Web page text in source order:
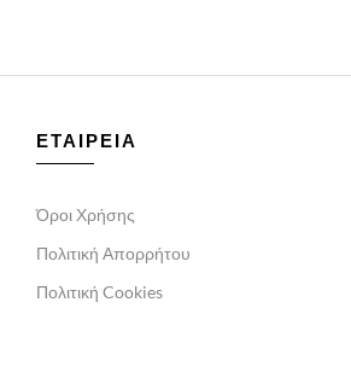
ΕΤΑΙΡΕΙΑ
Όροι Χρήσης
Πολιτική Απορρήτου
Πολιτική Cookies